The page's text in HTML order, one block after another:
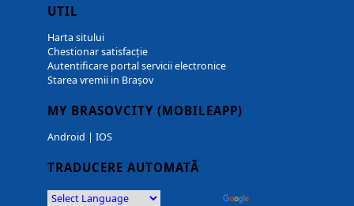
UTIL
Harta sitului
Chestionar satisfacție
Autentificare portal servicii electronice
Starea vremii in Brașov
MY BRASOVCITY (MOBILEAPP)
Android | IOS
TRADUCERE AUTOMATĂ